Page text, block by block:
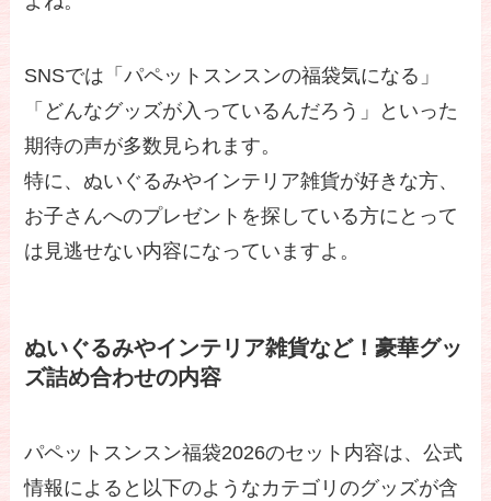
SNSでは「パペットスンスンの福袋気になる」
「どんなグッズが入っているんだろう」といった
期待の声が多数見られます。
特に、ぬいぐるみやインテリア雑貨が好きな方、
お子さんへのプレゼントを探している方にとって
は見逃せない内容になっていますよ。
ぬいぐるみやインテリア雑貨など！豪華グッ
ズ詰め合わせの内容
パペットスンスン福袋2026のセット内容は、公式
情報によると以下のようなカテゴリのグッズが含